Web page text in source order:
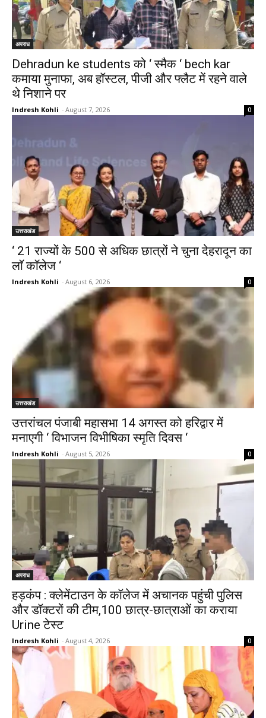
अपराध
Dehradun ke students को ‘ स्मैक ‘ bech kar
कमाया मुनाफा, अब हॉस्टल, पीजी और फ्लैट में रहने वाले
थे निशाने पर
Indresh Kohli - August 7, 2026 0
उत्तराखंड
‘ 21 राज्यों के 500 से अधिक छात्रों ने चुना देहरादून का
लाॅ काॅलेज ‘
Indresh Kohli - August 6, 2026 0
उत्तराखंड
उत्तरांचल पंजाबी महासभा 14 अगस्त को हरिद्वार में
मनाएगी ‘ विभाजन विभीषिका स्मृति दिवस ‘
Indresh Kohli - August 5, 2026 0
अपराध
हड़कंप : क्लेमेंटाउन के कॉलेज में अचानक पहुंची पुलिस
और डॉक्टरों की टीम,100 छात्र-छात्राओं का कराया
Urine टेस्ट
Indresh Kohli - August 4, 2026 0